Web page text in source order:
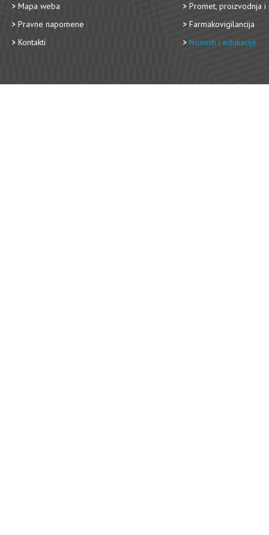
Mapa weba
Pravne napomene
Kontakti
Promet, proizvodnja i
Farmakovigilancija
Novosti i edukacije